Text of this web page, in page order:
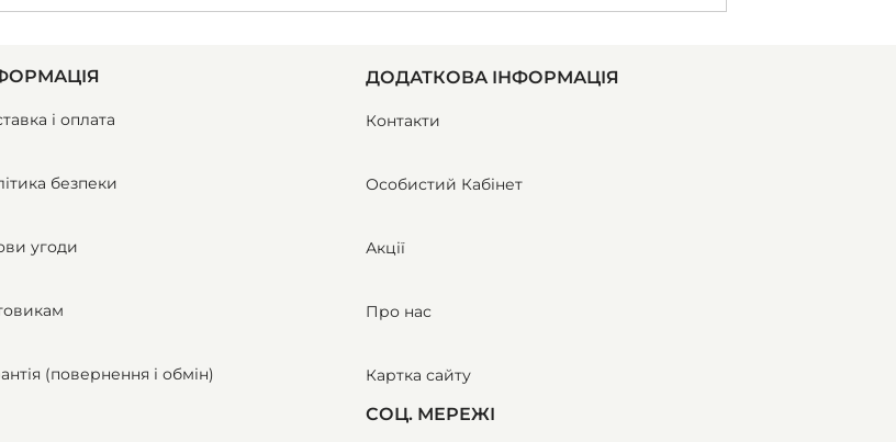
і оплата
безпеки
угоди
(повернення і обмін)
ДОДАТКОВА ІНФОРМАЦІЯ
Контакти
Особистий Кабінет
Акції
Про нас
Картка сайту
СОЦ. МЕРЕЖІ